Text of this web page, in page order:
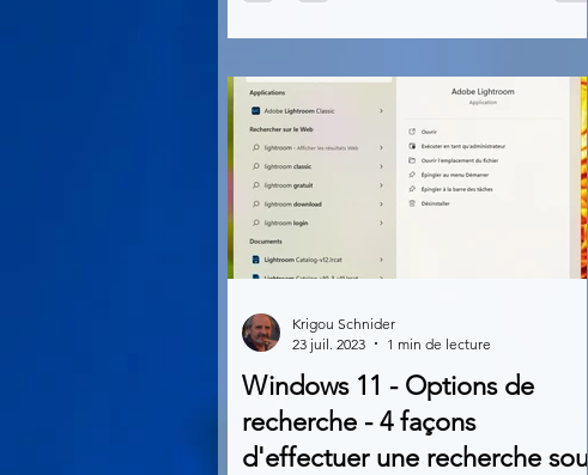
Windows 11 - Options de
recherche - 4 façons
d'effectuer une recherche sous
Krigou Schnider
23 juil. 2023
1 min de lecture